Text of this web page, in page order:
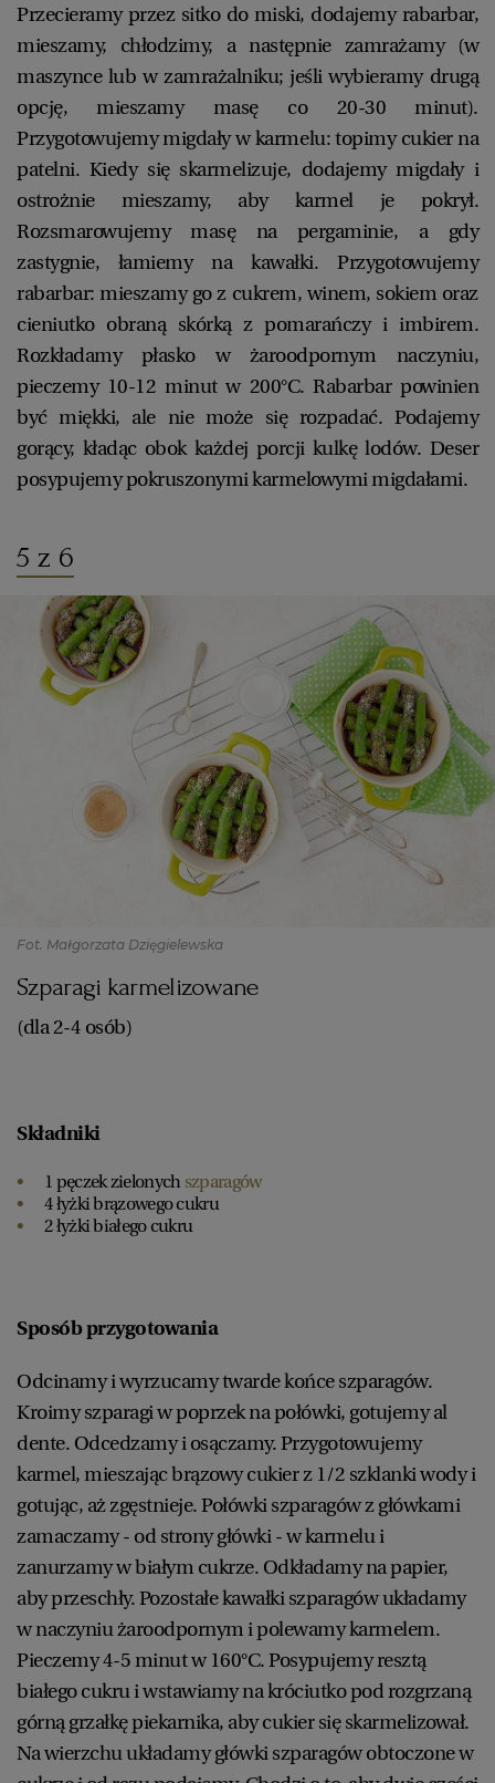
Przecieramy przez sitko do miski, dodajemy rabarbar,
mieszamy, chłodzimy, a następnie zamrażamy (w
maszynce lub w zamrażalniku; jeśli wybieramy drugą
opcję, mieszamy masę co 20-30 minut).
Przygotowujemy migdały w karmelu: topimy cukier na
patelni. Kiedy się skarmelizuje, dodajemy migdały i
ostrożnie mieszamy, aby karmel je pokrył.
Rozsmarowujemy masę na pergaminie, a gdy
zastygnie, łamiemy na kawałki. Przygotowujemy
rabarbar: mieszamy go z cukrem, winem, sokiem oraz
cieniutko obraną skórką z pomarańczy i imbirem.
Rozkładamy płasko w żaroodpornym naczyniu,
pieczemy 10-12 minut w 200°C. Rabarbar powinien
być miękki, ale nie może się rozpadać. Podajemy
gorący, kładąc obok każdej porcji kulkę lodów. Deser
posypujemy pokruszonymi karmelowymi migdałami.
5 z 6
Fot. Małgorzata Dzięgielewska
Szparagi karmelizowane
(dla 2-4 osób)
Składniki
1 pęczek zielonych szparagów
4 łyżki brązowego cukru
2 łyżki białego cukru
Sposób przygotowania
Odcinamy i wyrzucamy twarde końce szparagów.
Kroimy szparagi w poprzek na połówki, gotujemy al
dente. Odcedzamy i osączamy. Przygotowujemy
karmel, mieszając brązowy cukier z 1/2 szklanki wody i
gotując, aż zgęstnieje. Połówki szparagów z główkami
zamaczamy - od strony główki - w karmelu i
zanurzamy w białym cukrze. Odkładamy na papier,
aby przeschły. Pozostałe kawałki szparagów układamy
w naczyniu żaroodpornym i polewamy karmelem.
Pieczemy 4-5 minut w 160°C. Posypujemy resztą
białego cukru i wstawiamy na króciutko pod rozgrzaną
górną grzałkę piekarnika, aby cukier się skarmelizował.
Na wierzchu układamy główki szparagów obtoczone w